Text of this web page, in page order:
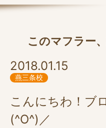
このマフラー
2018.01.15
燕三条校
こんにちわ！ブ
(^O^)／